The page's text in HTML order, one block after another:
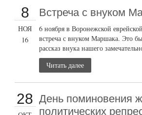
8
НОЯ
16
Встреча с внуком
6 ноября в Воронежской
встреча с внуком Маршака. Это
рассказ внука нашего
Читать далее
28 День поминовения
политических